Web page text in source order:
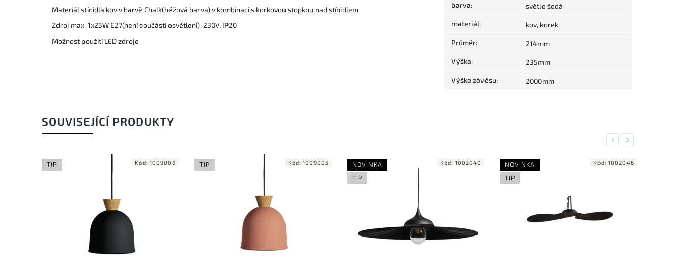
Materiál stínidla kov v barvě Chalk(béžová barva) v kombinaci s korkovou stopkou nad stínidlem
Zdroj max. 1x25W E27(není součástí osvětlení), 230V, IP20
Možnost použití LED zdroje
barva: světle šedá
materiál: kov, korek
Průměr: 214mm
Výška: 235mm
Výška závěsu: 2000mm
SOUVISEJÍCÍ PRODUKTY
Previous
TIP Kód: 1009008 TIP Kód: 1009005
NOVINKA
TIP
Kód: 1002040
NOVINKA
TIP
Kód: 1002046
Next